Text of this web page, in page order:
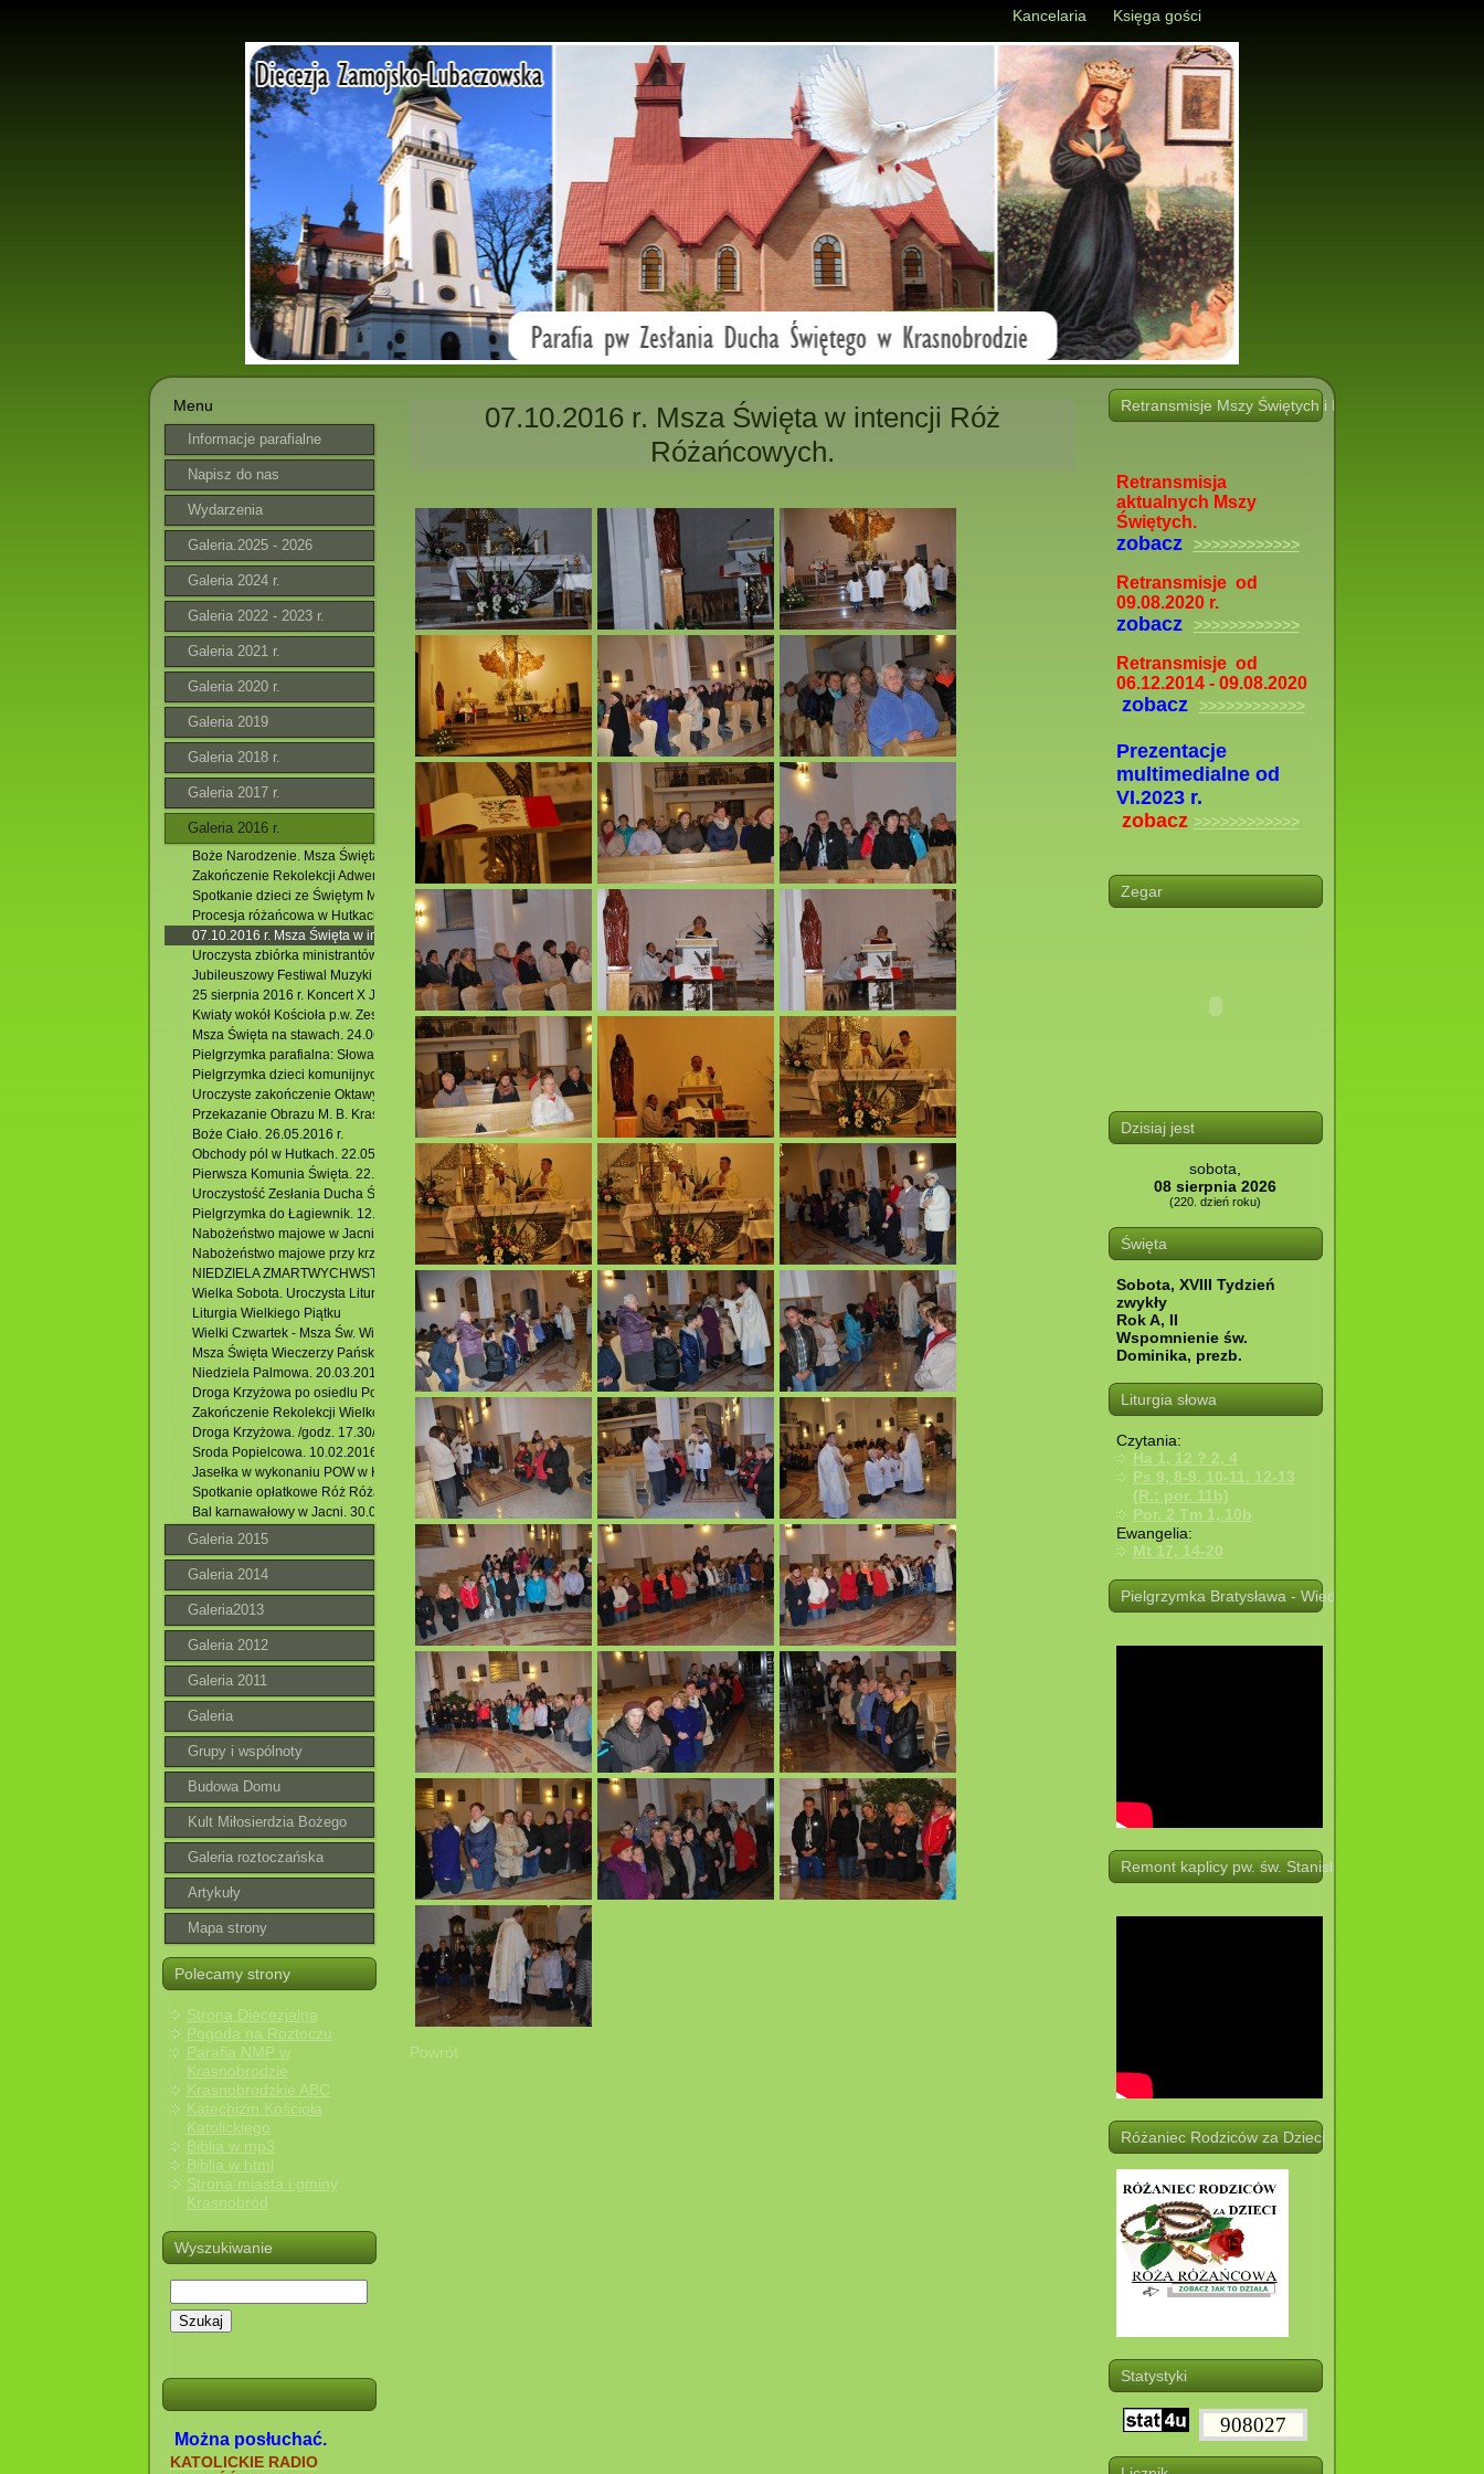
Kancelaria Księga gości
Menu
Informacje parafialne
Napisz do nas
Wydarzenia
Galeria.2025 - 2026
Galeria 2024 r.
Galeria 2022 - 2023 r.
Galeria 2021 r.
Galeria 2020 r.
Galeria 2019
Galeria 2018 r.
Galeria 2017 r.
Galeria 2016 r.
Boże Narodzenie. Msza Święta godz.11.00
Zakończenie Rekolekcji Adwentowych 2016. 11.12.2016 r.
Spotkanie dzieci ze Świętym Mikołajem.04.12.2016 r.
Procesja różańcowa w Hutkach. 09.10.2016 r.
07.10.2016 r. Msza Święta w intencji Róż Różańcowych.
Uroczysta zbiórka ministrantów. 27.09.2016 r.
Jubileuszowy Festiwal Muzyki Organowej i Kameralnej
25 sierpnia 2016 r. Koncert X Jubileuszowego Festiwalu Muzyki Organowej i Kameralnej
Kwiaty wokół Kościoła p.w. Zesłania Ducha Św. w Krasnobrodzie. 20 .07.2016 r.
Msza Święta na stawach. 24.06.2016 r.
Pielgrzymka parafialna: Słowacja -Zakopane- Łagiewniki.16-18.06.2016 r.
Pielgrzymka dzieci komunijnych , rocznicowych i ich bliskich do Kalwarii Pacławskiej i Przemyśla. 04.06.2016 r.
Uroczyste zakończenie Oktawy Bożego Ciała. 02.06.2016 r.
Przekazanie Obrazu M. B. Krasnobrodzkiej z Hutek do Grabnika. 26.05.2016 r.
Boże Ciało. 26.05.2016 r.
Obchody pól w Hutkach. 22.05.2016 r.
Pierwsza Komunia Święta. 22.05.2106 r.
Uroczystość Zesłania Ducha Świętego – odpust parafiny
Pielgrzymka do Łagiewnik. 12.05.2016 r.
Nabożeństwo majowe w Jacni.
Nabożeństwo majowe przy krzyżu w Hutkach.
NIEDZIELA ZMARTWYCHWSTANIA Rezurekcja
Wielka Sobota. Uroczysta Liturgia Wigilii Paschalnej
Liturgia Wielkiego Piątku
Wielki Czwartek - Msza Św. Wieczerzy Pańskiej
Msza Święta Wieczerzy Pańskiej
Niedziela Palmowa. 20.03.2016 r.
Droga Krzyżowa po osiedlu Podzamek. 18.03.2016 r.
Zakończenie Rekolekcji Wielkopostnych. /godz.11.00/
Droga Krzyżowa. /godz. 17.30/
Sroda Popielcowa. 10.02.2016 r.
Jasełka w wykonaniu POW w Krasnobrodzie.
Spotkanie opłatkowe Róż Różańcowych . 02.01.2016 r.
Bal karnawałowy w Jacni. 30.01.2016 r.
Galeria 2015
Galeria 2014
Galeria2013
Galeria 2012
Galeria 2011
Galeria
Grupy i wspólnoty
Budowa Domu
Parafialnego
Kult Miłosierdzia Bożego
Galeria roztoczańska
Artykuły
Mapa strony
Polecamy strony
Strona Diecezjalna
Pogoda na Roztoczu
Parafia NMP w
Krasnobrodzie
Krasnobrodzkie ABC
Katechizm Kościoła
Katolickiego
Biblia w mp3
Biblia w html
Strona miasta i gminy
Krasnobród
Wyszukiwanie
Szukaj
Można posłuchać.
KATOLICKIE RADIO
07.10.2016 r. Msza Święta w intencji Róż
Różańcowych.
Powrót
Retransmisje Mszy Świętych i Nabożeństw i innych
Retransmisja
aktualnych Mszy
Świętych.
zobacz >>>>>>>>>>>>
Retransmisje od
09.08.2020 r.
zobacz >>>>>>>>>>>>
Retransmisje od
06.12.2014 - 09.08.2020
zobacz >>>>>>>>>>>>
Prezentacje
multimedialne od
VI.2023 r.
zobacz >>>>>>>>>>>>
Zegar
Dzisiaj jest
sobota,
08 sierpnia 2026
(220. dzień roku)
Święta
Sobota, XVIII Tydzień
zwykły
Rok A, II
Wspomnienie św.
Dominika, prezb.
Liturgia słowa
Czytania:
Ha 1, 12 ? 2, 4
Ps 9, 8-9. 10-11. 12-13
(R.: por. 11b)
Por. 2 Tm 1, 10b
Ewangelia:
Mt 17, 14-20
Pielgrzymka Bratysława - Wiedeń. 19 -21.08.2025 r.
Remont kaplicy pw. św. Stanisława w Potoczku
Różaniec Rodziców za Dzieci
Statystyki
908027